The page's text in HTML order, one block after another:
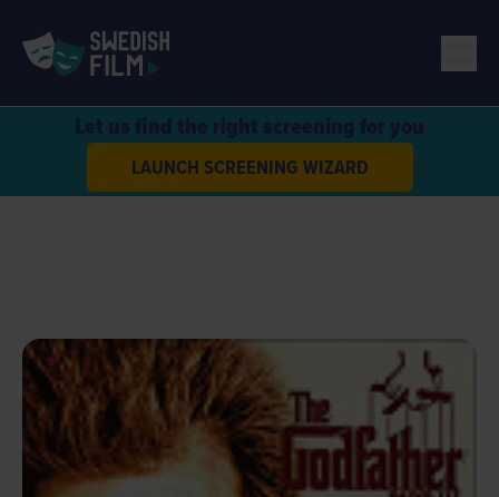
Let us find the right screening for you
LAUNCH SCREENING WIZARD